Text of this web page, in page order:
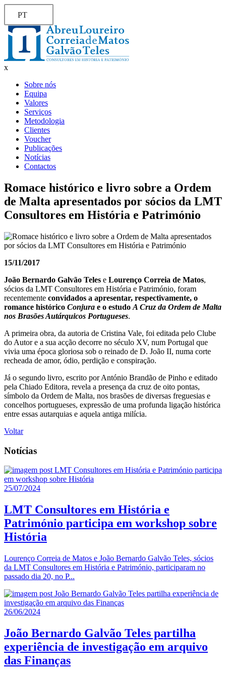
PT
x
Sobre nós
Equipa
Valores
Serviços
Metodologia
Clientes
Voucher
Publicações
Notícias
Contactos
Romace histórico e livro sobre a Ordem
de Malta apresentados por sócios da LMT
Consultores em História e Património
15/11/2017
João Bernardo Galvão Teles e Lourenço Correia de Matos,
sócios da LMT Consultores em História e Património, foram
recentemente convidados a apresentar, respectivamente, o
romance histórico Conjura e o estudo A Cruz da Ordem de Malta
nos Brasões Autárquicos Portugueses.
A primeira obra, da autoria de Cristina Vale, foi editada pelo Clube
do Autor e a sua acção decorre no século XV, num Portugal que
vivia uma época gloriosa sob o reinado de D. João II, numa corte
recheada de amor, ódio, perdição e conspiração.
Já o segundo livro, escrito por António Brandão de Pinho e editado
pela Chiado Editora, revela a presença da cruz de oito pontas,
símbolo da Ordem de Malta, nos brasões de diversas freguesias e
concelhos portugueses, expressão de uma profunda ligação histórica
entre essas autarquias e aquela antiga milícia.
Voltar
Notícias
25/07/2024
LMT Consultores em História e
Património participa em workshop sobre
História
Lourenço Correia de Matos e João Bernardo Galvão Teles, sócios
da LMT Consultores em História e Património, participaram no
passado dia 20, no P...
26/06/2024
João Bernardo Galvão Teles partilha
experiência de investigação em arquivo
das Finanças